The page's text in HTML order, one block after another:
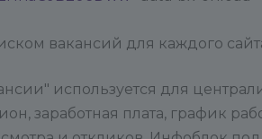
вакансий для каждого
используется для
заработная плата, график